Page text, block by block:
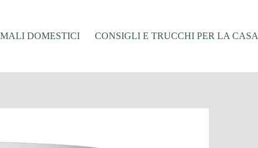
DOMESTICI CONSIGLI E TRUCCHI PER LA CASA